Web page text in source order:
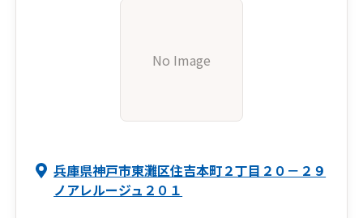
No Image
兵庫県神戸市東灘区住吉本町２丁目２０－２９
ノアレルージュ２０１